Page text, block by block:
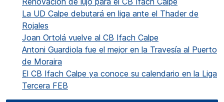
La UD Calpe debutará en liga ante el Thader de
Rojales
Joan Ortolá vuelve al CB Ifach Calpe
Antoni Guardiola fue el mejor en la Travesía al Puerto
de Moraira
El CB Ifach Calpe ya conoce su calendario en la Liga
Tercera FEB